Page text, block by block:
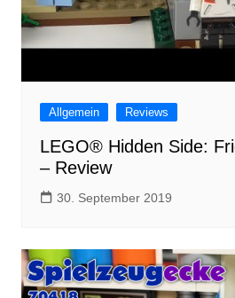
Allgemein Reviews
LEGO® Hidden Side:
– Review
30. September 2019